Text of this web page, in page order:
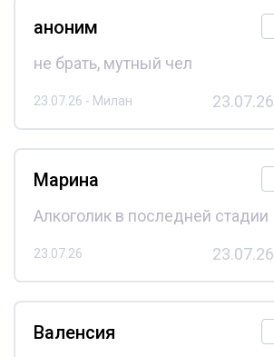
аноним
не брать, мутный чел
23.07.26 - Милан 23.07.26
Марина
Алкоголик в последней стадии
23.07.26 23.07.26
Валенсия